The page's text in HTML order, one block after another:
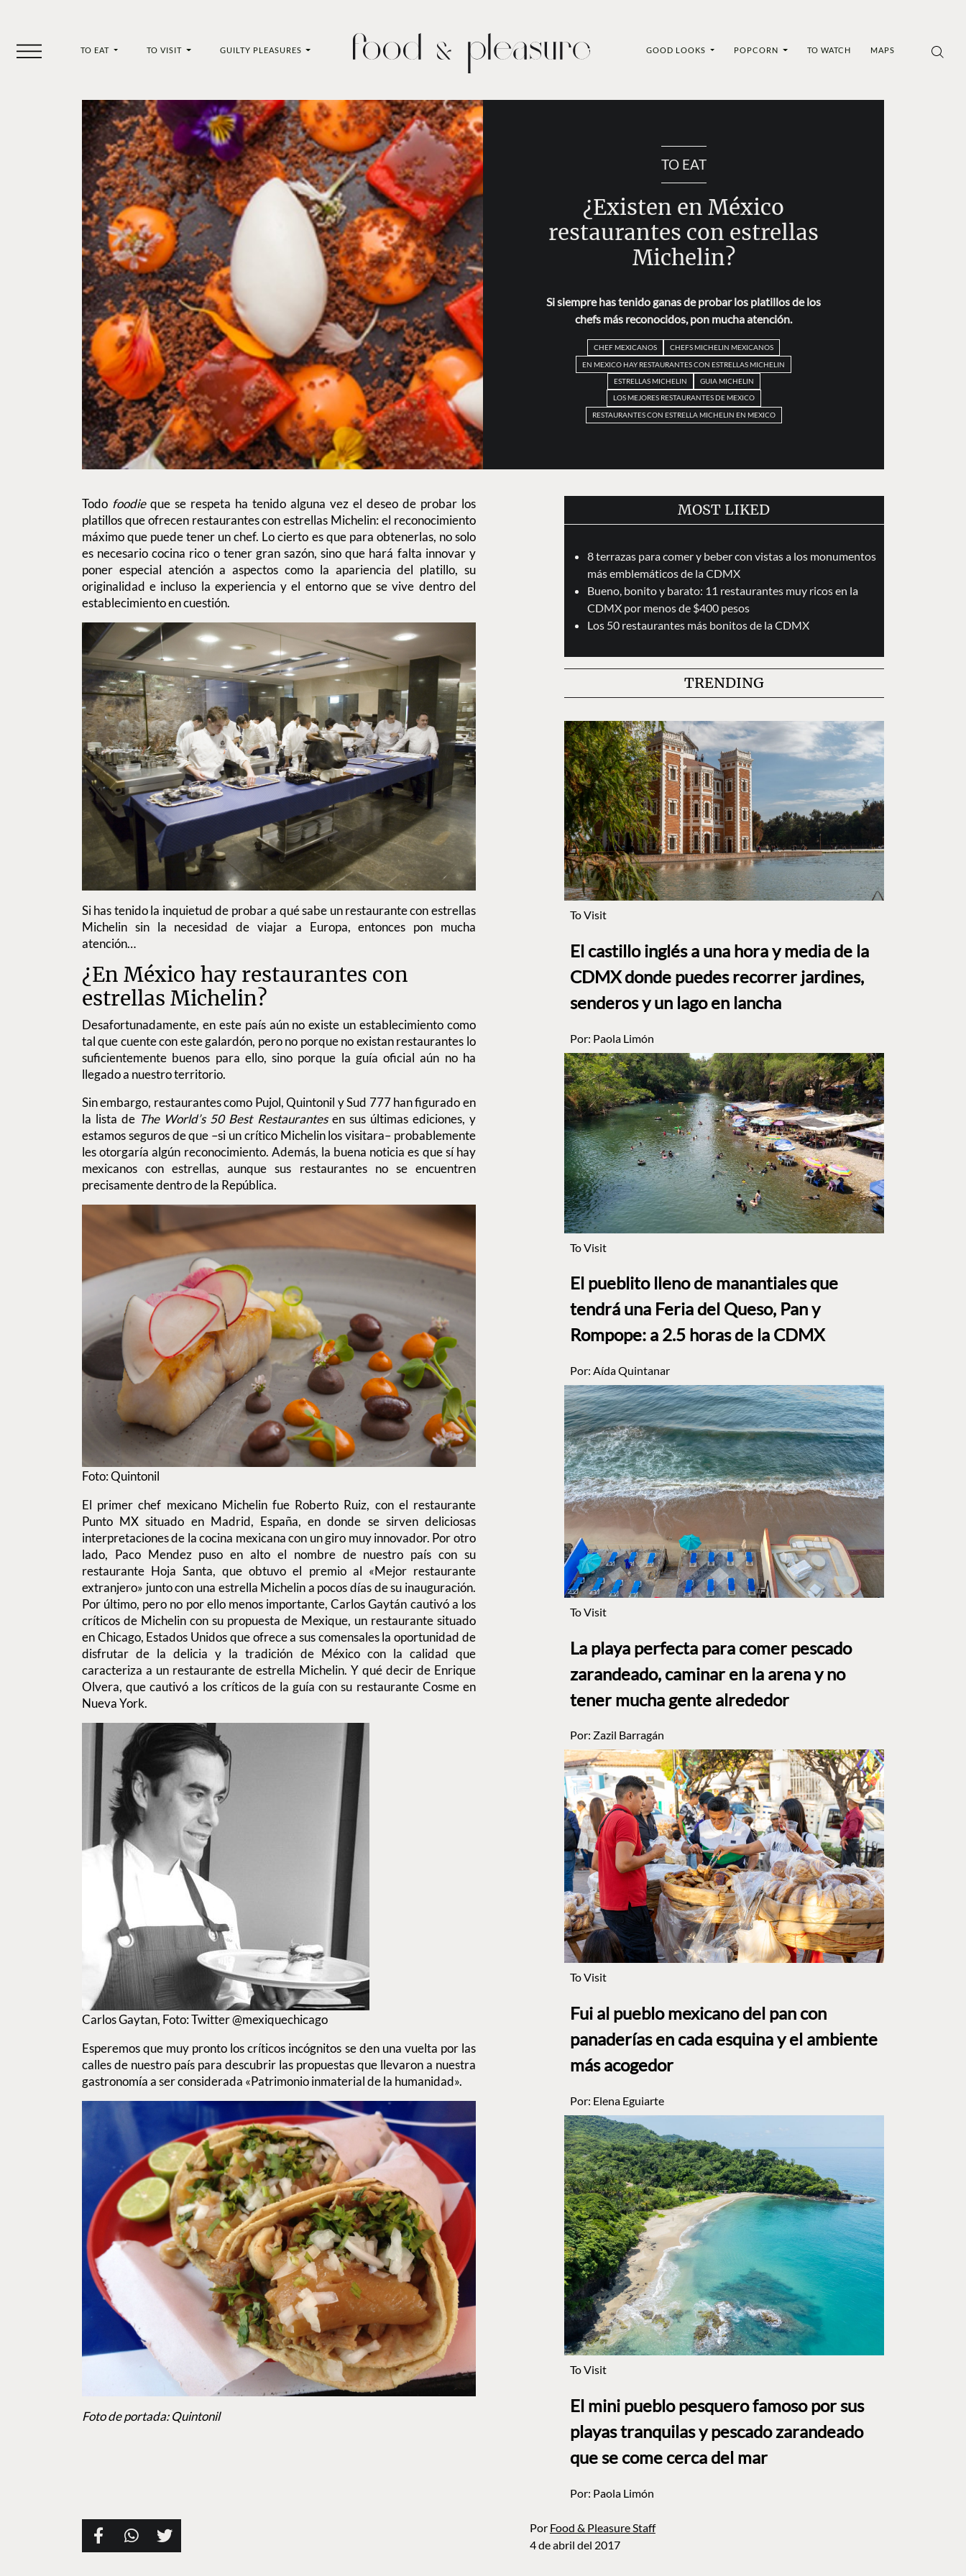
TO EAT TO VISIT GUILTY PLEASURES GOOD LOOKS POPCORN TO WATCH MAPS
TO EAT
¿Existen en México
restaurantes con estrellas
Michelin?
Si siempre has tenido ganas de probar los platillos de los
chefs más reconocidos, pon mucha atención.
CHEF MEXICANOS
CHEFS MICHELIN MEXICANOS
EN MEXICO HAY RESTAURANTES CON ESTRELLAS MICHELIN
ESTRELLAS MICHELIN
GUIA MICHELIN
LOS MEJORES RESTAURANTES DE MEXICO
RESTAURANTES CON ESTRELLA MICHELIN EN MEXICO
Por Food & Pleasure Staff
4 de abril del 2017
Todo foodieque se respeta ha tenido alguna vez el deseo de probar los
platillos que ofrecen restaurantes con estrellas Michelin: el reconocimiento
máximo que puede tener un chef. Lo cierto es que para obtenerlas, no solo
es necesario cocina rico o tener gran sazón, sino que hará falta innovar y
poner especial atención a aspectos como la apariencia del platillo, su
originalidad e incluso la experiencia y el entorno que se vive dentro del
establecimiento en cuestión.
Si has tenido la inquietud de probar a qué sabe un restaurante con estrellas
Michelin sin la necesidad de viajar a Europa, entonces pon mucha
atención…
¿En México hay restaurantes con
estrellas Michelin?
Desafortunadamente, en este país aún no existe un establecimiento como
tal que cuente con este galardón, pero no porque no existan restaurantes lo
suficientemente buenos para ello, sino porque la guía oficial aún no ha
llegado a nuestro territorio.
Sin embargo, restaurantes como Pujol, Quintonil y Sud 777 han figurado en
la lista de The World’s 50 Best Restaurantesen sus últimas ediciones, y
estamos seguros de que –si un crítico Michelin los visitara– probablemente
les otorgaría algún reconocimiento. Además, la buena noticia es que sí hay
mexicanos con estrellas, aunque sus restaurantes no se encuentren
precisamente dentro de la República.
Foto: Quintonil
El primer chef mexicano Michelin fue Roberto Ruiz, con el restaurante
Punto MX situado en Madrid, España, en donde se sirven deliciosas
interpretaciones de la cocina mexicana con un giro muy innovador. Por otro
lado, Paco Mendez puso en alto el nombre de nuestro país con su
restaurante Hoja Santa, que obtuvo el premio al «Mejor restaurante
extranjero» junto con una estrella Michelin a pocos días de su inauguración.
Por último, pero no por ello menos importante, Carlos Gaytán cautivó a los
críticos de Michelin con su propuesta de Mexique, un restaurante situado
en Chicago, Estados Unidos que ofrece a sus comensales la oportunidad de
disfrutar de la delicia y la tradición de México con la calidad que
caracteriza a un restaurante de estrella Michelin. Y qué decir de Enrique
Olvera, que cautivó a los críticos de la guía con su restaurante Cosme en
Nueva York.
Carlos Gaytan, Foto: Twitter @mexiquechicago
Esperemos que muy pronto los críticos incógnitos se den una vuelta por las
calles de nuestro país para descubrir las propuestas que llevaron a nuestra
gastronomía a ser considerada «Patrimonio inmaterial de la humanidad».
Foto de portada: Quintonil
MOST LIKED
8 terrazas para comer y beber con vistas a los monumentos
más emblemáticos de la CDMX
Bueno, bonito y barato: 11 restaurantes muy ricos en la
CDMX por menos de $400 pesos
Los 50 restaurantes más bonitos de la CDMX
TRENDING
To Visit
El castillo inglés a una hora y media de la
CDMX donde puedes recorrer jardines,
senderos y un lago en lancha
Por: Paola Limón
To Visit
El pueblito lleno de manantiales que
tendrá una Feria del Queso, Pan y
Rompope: a 2.5 horas de la CDMX
Por: Aída Quintanar
To Visit
La playa perfecta para comer pescado
zarandeado, caminar en la arena y no
tener mucha gente alrededor
Por: Zazil Barragán
To Visit
Fui al pueblo mexicano del pan con
panaderías en cada esquina y el ambiente
más acogedor
Por: Elena Eguiarte
To Visit
El mini pueblo pesquero famoso por sus
playas tranquilas y pescado zarandeado
que se come cerca del mar
Por: Paola Limón